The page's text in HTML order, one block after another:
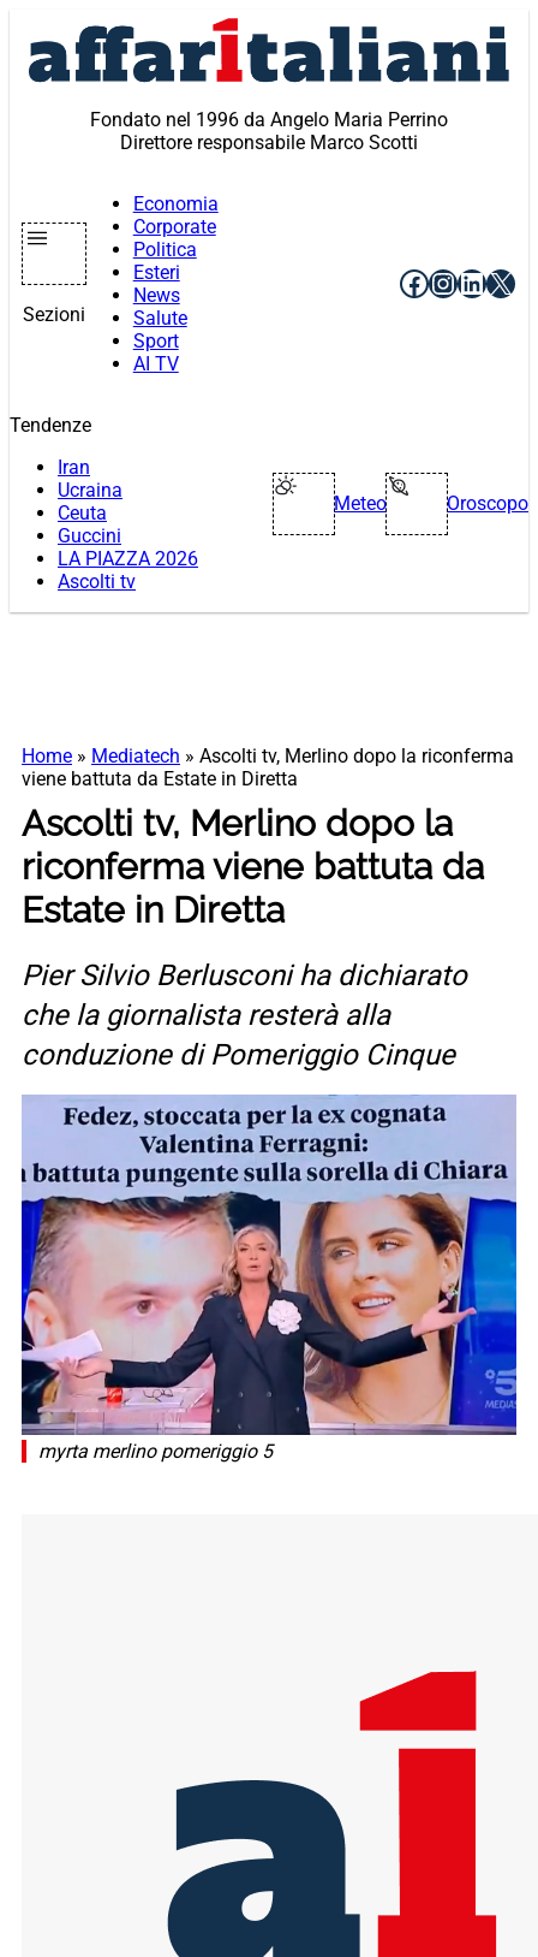
contenuto
Fondato nel 1996 da Angelo Maria Perrino
Direttore responsabile Marco Scotti
Sezioni
Economia
Corporate
Politica
Esteri
News
Salute
Sport
AI TV
Facebook
X
Tendenze
Iran
Ucraina
Ceuta
Guccini
LA PIAZZA 2026
Ascolti tv
Meteo Oroscopo
Home » Mediatech » Ascolti tv, Merlino dopo la riconferma
viene battuta da Estate in Diretta
Ascolti tv, Merlino dopo la
riconferma viene battuta da
Estate in Diretta
Pier Silvio Berlusconi ha dichiarato
che la giornalista resterà alla
conduzione di Pomeriggio Cinque
myrta merlino pomeriggio 5